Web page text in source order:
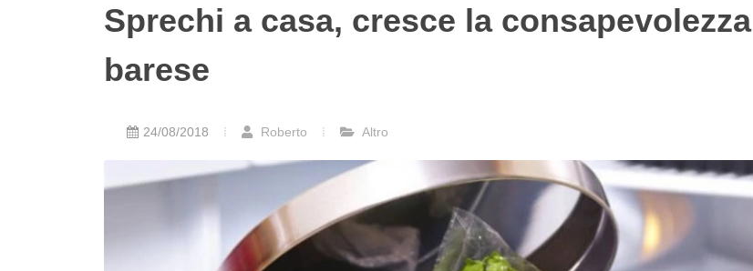
Sprechi a casa, cresce la
barese
24/08/2018 Roberto Altro